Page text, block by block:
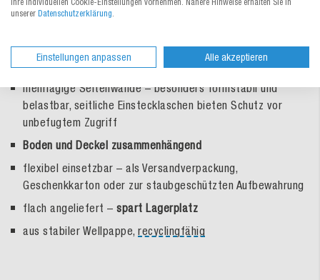
sehr schnell aufgerichtet und verschlossen– kein
mit praktischen Stecklaschen –kann mehrmals geöffnet
und verschlossen werden
mehrlagige Seitenwände – besonders formstabil und
belastbar, seitliche Einstecklaschen bieten Schutz vor
unbefugtem Zugriff
Boden und Deckel zusammenhängend
flexibel einsetzbar – als Versandverpackung,
Geschenkkarton oder zur staubgeschützten Aufbewahrung
flach angeliefert – spart Lagerplatz
aus stabiler Wellpappe, recyclingfähig
Ihre individuellen Cookie-Einstellungen vornehmen. Nähere Hinweise erhalten Sie in
unserer Datenschutzerklärung.
Einstellungen anpassen Alle akzeptieren